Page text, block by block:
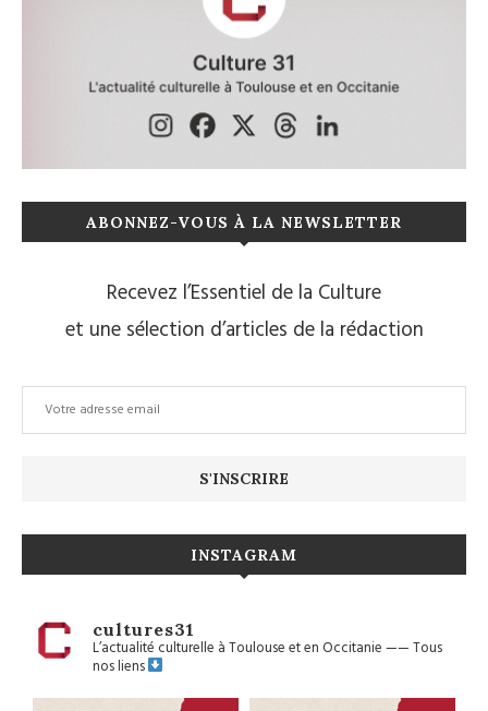
ABONNEZ-VOUS À LA NEWSLETTER
Recevez l’Essentiel de la Culture
et une sélection d’articles de la rédaction
INSTAGRAM
cultures31
L’actualité culturelle à Toulouse et en Occitanie——Tous
nos liens